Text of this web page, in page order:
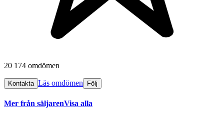
20 174 omdömen
Kontakta Läs omdömen Följ
Mer från säljarenVisa alla